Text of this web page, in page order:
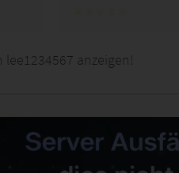
lee1234567 anzeigen!